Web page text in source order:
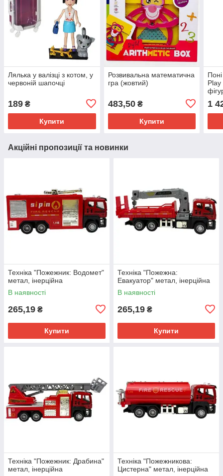
Лялька у валізці з котом, у
червоній шапочці
189 ₴
Купити
Розвивальна математична
гра (жовтий)
483,50₴
Купити
Play
1
Акційні пропозиції та новинки
Техніка "Пожежник: Водомет"
метал, інерційна
В наявності
265,19 ₴
Купити
Техніка "Пожежна:
Евакуатор" метал, інерційна
В наявності
265,19 ₴
Купити
Техніка "Пожежник: Драбина"
метал, інерційна
Техніка "Пожежникова:
Цистерна" метал, інерційна